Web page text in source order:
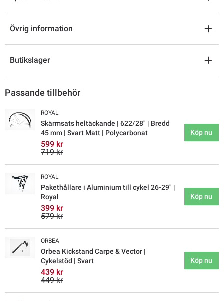
Övrig information
Butikslager
Passande tillbehör
ROYAL
Skärmsats heltäckande | 622/28" | Bredd
45 mm | Svart Matt | Polycarbonat
599 kr
719 kr
Köp nu
ROYAL
Pakethållare i Aluminium till cykel 26-29" |
Royal
399 kr
579 kr
Köp nu
ORBEA
Orbea Kickstand Carpe & Vector |
Cykelstöd | Svart
439 kr
449 kr
Köp nu